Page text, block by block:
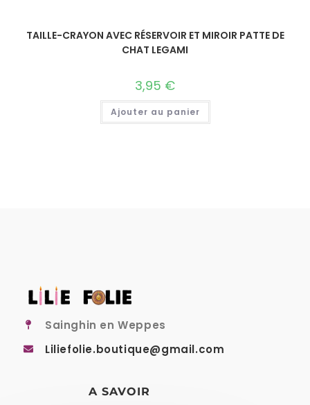
TAILLE-CRAYON AVEC RÉSERVOIR ET MIROIR PATTE DE
CHAT LEGAMI
3,95 €
Ajouter au panier
Sainghin en Weppes
Liliefolie.boutique@gmail.com
A SAVOIR